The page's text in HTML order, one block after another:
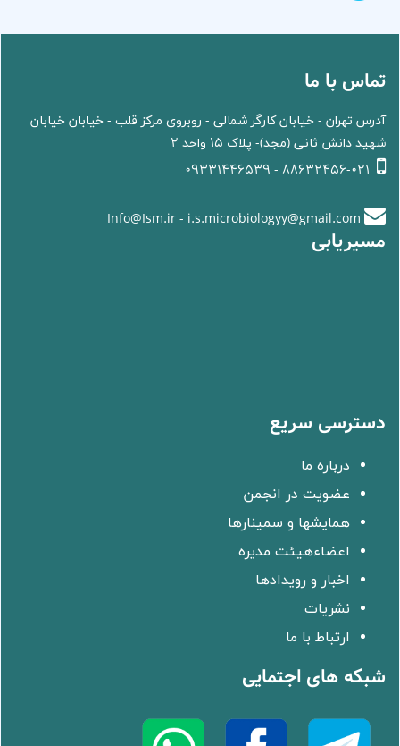
تماس با ما
آدرس تهران - خیابان کارگر شمالی - روبروی مرکز قلب - خیابان خیابان
شهید دانش ثانی (مجد)- پلاک 15 واحد 2
مسیریابی
دسترسی سریع
درباره ما
عضویت در انجمن
همایشها و سمینارها
اعضاءهیئت مدیره
اخبار و رویدادها
نشریات
ارتباط با ما
شبکه های اجتمایی